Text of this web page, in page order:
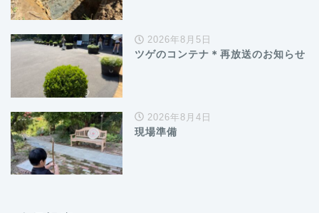
2026年8月5日
ツゲのコンテナ＊再放送のお知らせ
2026年8月4日
現場準備